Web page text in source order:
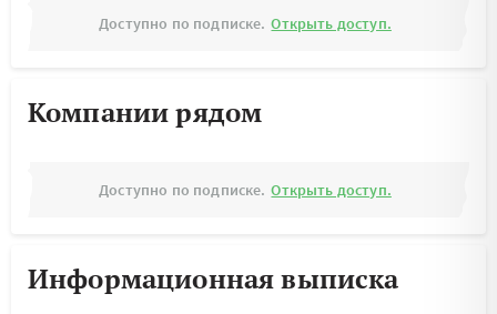
Доступно по подписке. Открыть доступ.
Компании рядом
Доступно по подписке. Открыть доступ.
Информационная выписка